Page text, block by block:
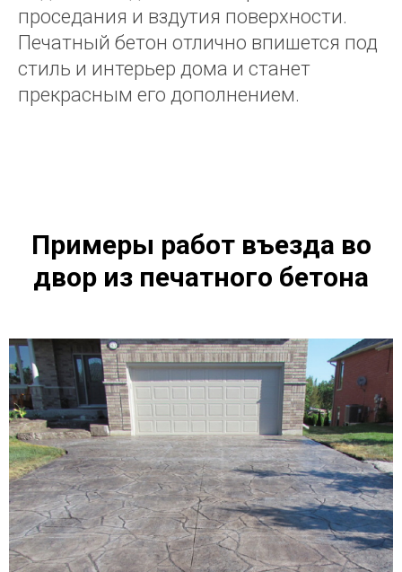
проседания и вздутия поверхности.
Печатный бетон отлично впишется под
стиль и интерьер дома и станет
прекрасным его дополнением.
Примеры работ въезда во
двор из печатного бетона